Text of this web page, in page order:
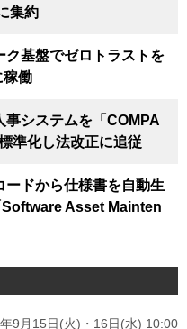
集約
ク基盤でゼロトラストを
稼働
事システムを「COMPA
準化し法改正に追従
ードから仕様書を自動生
Asset Mainten
9月15日(火)・16日(水) 10:00